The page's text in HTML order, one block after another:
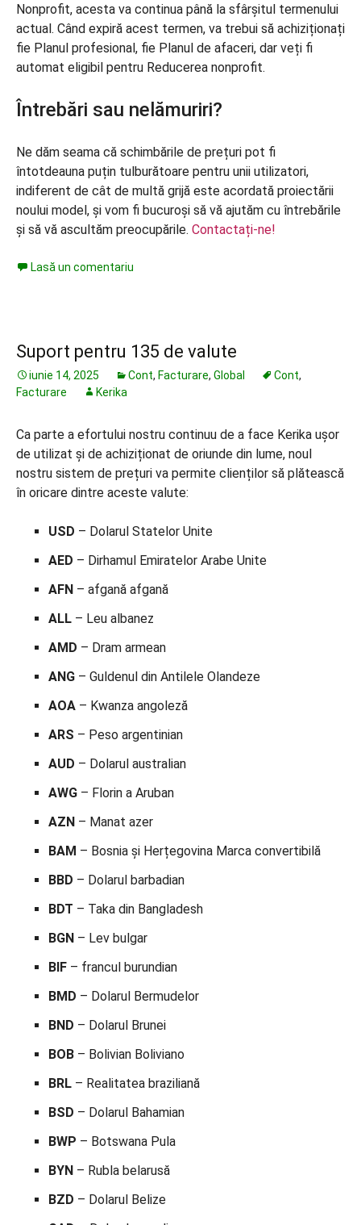
Nonprofit, acesta va continua până la sfârșitul termenului
actual. Când expiră acest termen, va trebui să achiziționați
fie Planul profesional, fie Planul de afaceri, dar veți fi
automat eligibil pentru Reducerea nonprofit.
Întrebări sau nelămuriri?
Ne dăm seama că schimbările de prețuri pot fi
întotdeauna puțin tulburătoare pentru unii utilizatori,
indiferent de cât de multă grijă este acordată proiectării
noului model, și vom fi bucuroși să vă ajutăm cu întrebările
și să vă ascultăm preocupările. Contactați-ne!
Lasă un comentariu
Suport pentru 135 de valute
iunie 14, 2025 Cont, Facturare, Global Cont,
Facturare
Kerika
Ca parte a efortului nostru continuu de a face Kerika ușor
de utilizat și de achiziționat de oriunde din lume, noul
nostru sistem de prețuri va permite clienților să plătească
în oricare dintre aceste valute:
USD – Dolarul Statelor Unite
AED – Dirhamul Emiratelor Arabe Unite
AFN – afgană afgană
ALL – Leu albanez
AMD – Dram armean
ANG – Guldenul din Antilele Olandeze
AOA – Kwanza angoleză
ARS – Peso argentinian
AUD – Dolarul australian
AWG – Florin a Aruban
AZN – Manat azer
BAM – Bosnia și Herțegovina Marca convertibilă
BBD – Dolarul barbadian
BDT – Taka din Bangladesh
BGN – Lev bulgar
BIF – francul burundian
BMD – Dolarul Bermudelor
BND – Dolarul Brunei
BOB – Bolivian Boliviano
BRL – Realitatea braziliană
BSD – Dolarul Bahamian
BWP – Botswana Pula
BYN – Rubla belarusă
BZD – Dolarul Belize